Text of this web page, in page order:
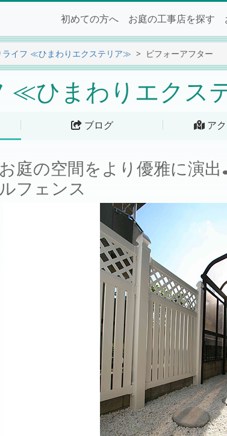
初めての方へ お庭の工事店を探す
ライフ ≪ひまわりエクステリア≫ ビフォーアフター
≪ひまわりエクス
ブログ アク
お庭の空間をより優雅に演
ルフェンス